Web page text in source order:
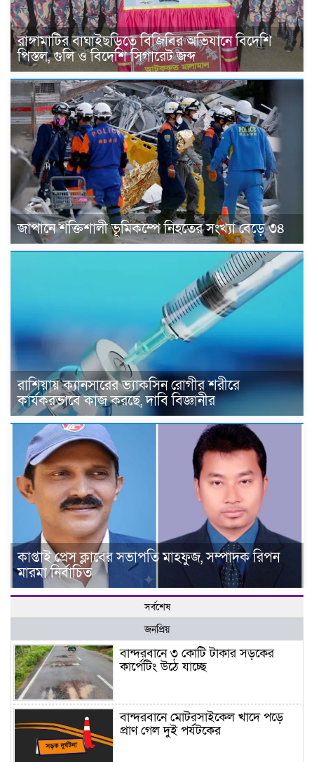
রাঙ্গামাটির বাঘাইছড়িতে বিজিবির অভিযানে বিদেশি
পিস্তল, গুলি ও বিদেশি সিগারেট জব্দ
জাপানে শক্তিশালী ভূমিকম্পে নিহতের সংখ্যা বেড়ে ৩৪
রাশিয়ায় ক্যানসারের ভ্যাকসিন রোগীর শরীরে
কার্যকরভাবে কাজ করছে, দাবি বিজ্ঞানীর
কাপ্তাই প্রেস ক্লাবের সভাপতি মাহফুজ, সম্পাদক রিপন
মারমা নির্বাচিত
সর্বশেষ
জনপ্রিয়
বান্দরবানে ৩ কোটি টাকার সড়কের
কার্পেটিং উঠে যাচ্ছে
বান্দরবানে মোটরসাইকেল খাদে পড়ে
প্রাণ গেল দুই পর্যটকের